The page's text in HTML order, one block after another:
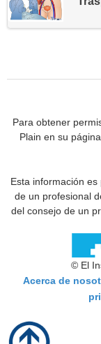
Para obtener
Plain en su
Esta información
de un profesional
del consejo de un
© El
Acerca de